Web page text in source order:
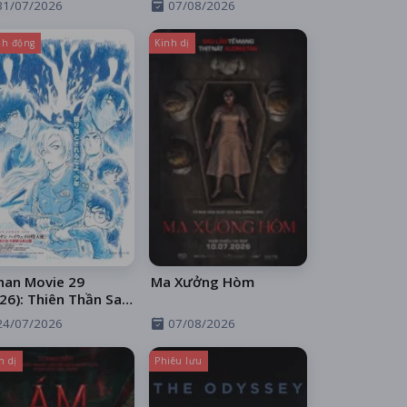
07/2026 07/08/2026
động
Movie 29
Thiên Thần Sa
Trên Xa Lộ
07/2026
Kinh dị
Ma Xưởng Hòm
07/08/2026
dị Phiêu lưu